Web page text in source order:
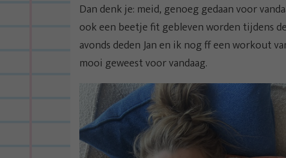
Dan denk je: meid, genoeg gedaan voor
ook een beetje fit gebleven worden tijdens
avonds deden Jan en ik nog ff een workout
mooi geweest voor vandaag.